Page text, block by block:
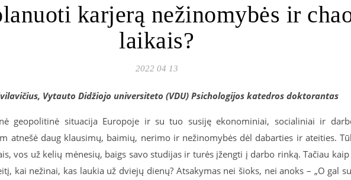
karjerą nežinomybės ir
laikais?
2022 04 13
Vytauto Didžiojo universiteto (VDU) Psichologijos katedros doktorantas
geopolitinė situacija Europoje ir su tuo susiję ekonominiai, socialiniai ir
atnešė daug klausimų, baimių, nerimo ir nežinomybės dėl dabarties ir ateities.
vos už kelių mėnesių, baigs savo studijas ir turės įžengti į darbo rinką. Tačiau
kai nežinai, kas laukia už dviejų dienų? Atsakymas nei šioks, nei anoks – „O gal